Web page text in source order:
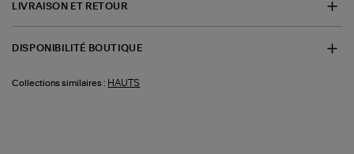
LIVRAISON ET RETOUR
DISPONIBILITÉ BOUTIQUE
Collections similaires : HAUTS